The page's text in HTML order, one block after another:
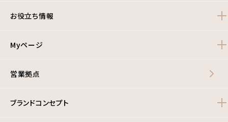
お役立ち情報
Myページ
営業拠点
ブランドコンセプト